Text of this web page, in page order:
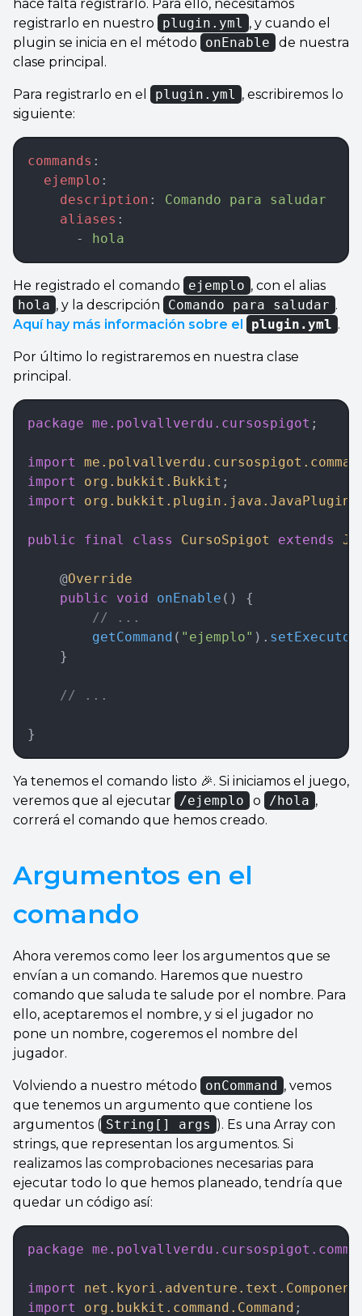
hace falta registrarlo. Para ello, necesitamos
registrarlo en nuestro
plugin.yml , y cuando el
plugin se inicia en el método
onEnable
de nuestra
clase principal.
Para registrarlo en el plugin.yml , escribiremos lo
siguiente:
commands :
  ejemplo
:
    description
: Comando para saludar
    aliases
:
      -
hola
He registrado el comando ejemplo , con el alias
hola , y la descripción Comando para saludar .
Aquí hay más información sobre el
plugin.yml .
Por último lo registraremos en nuestra clase
principal.
package me.polvallverdu.cursospigot ;
import
import
org.bukkit.Bukkit ;
import
org.bukkit.plugin.java.JavaPlugin
public final class CursoSpigot extends
    @
Override
    public
void onEnable ()
{
	    // ...
        getCommand
( "ejemplo" ). setExecutor
    }
	// ...
}
Ya tenemos el comando listo 🎉. Si iniciamos el juego,
veremos que al ejecutar /ejemplo o /hola ,
correrá el comando que hemos creado.
Argumentos en el
comando
Ahora veremos como leer los argumentos que se
envían a un comando. Haremos que nuestro
comando que saluda te salude por el nombre. Para
ello, aceptaremos el nombre, y si el jugador no
pone un nombre, cogeremos el nombre del
jugador.
Volviendo a nuestro método onCommand , vemos
que tenemos un argumento que contiene los
argumentos ( String[] args ). Es una Array con
strings, que representan los argumentos. Si
realizamos las comprobaciones necesarias para
ejecutar todo lo que hemos planeado, tendría que
quedar un código así:
package
import net.kyori.adventure.text.Component
import
org.bukkit.command.Command ;